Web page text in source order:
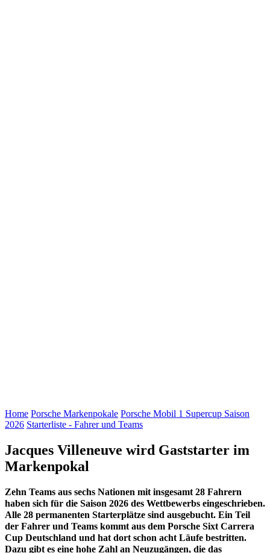
Home Porsche Markenpokale Porsche Mobil 1 Supercup Saison
2026 Starterliste - Fahrer und Teams
Jacques Villeneuve wird Gaststarter im
Markenpokal
Zehn Teams aus sechs Nationen mit insgesamt 28 Fahrern
haben sich für die Saison 2026 des Wettbewerbs eingeschrieben.
Alle 28 permanenten Starterplätze sind ausgebucht. Ein Teil
der Fahrer und Teams kommt aus dem Porsche Sixt Carrera
Cup Deutschland und hat dort schon acht Läufe bestritten.
Dazu gibt es eine hohe Zahl an Neuzugängen, die das